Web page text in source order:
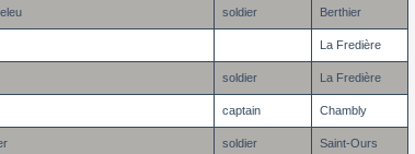
soldier Berthier
La Fredière
soldier La Fredière
captain Chambly
soldier Saint-Ours